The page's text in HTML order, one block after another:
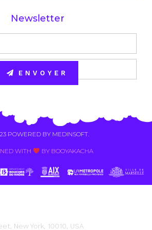
Newsletter
ENVOYER
POWERED BY MEDINSOFT.
WITH BY BOOYAKACHA​
New York, 10010, USA